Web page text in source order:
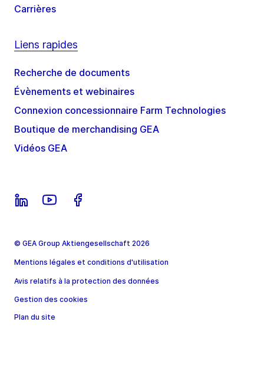
Carrières
Liens rapides
Recherche de documents
Évènements et webinaires
Connexion concessionnaire Farm Technologies
Boutique de merchandising GEA
Vidéos GEA
© GEA Group Aktiengesellschaft 2026
Mentions légales et conditions d'utilisation
Avis relatifs à la protection des données
Gestion des cookies
Plan du site